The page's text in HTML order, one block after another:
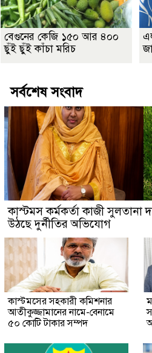
বেগুনের কেজি ১৫০ আর ৪০০
ছুঁই ছুঁই কাঁচা মরিচ
সর্বশেষ সংবাদ
কাস্টমস কর্মকর্তা কাজী সুলতানা
উঠছে দুর্নীতির অভিযোগ
কাস্টমসের সহকারী কমিশনার
আতীকুজ্জামানের নামে-বেনামে
৫০ কোটি টাকার সম্পদ